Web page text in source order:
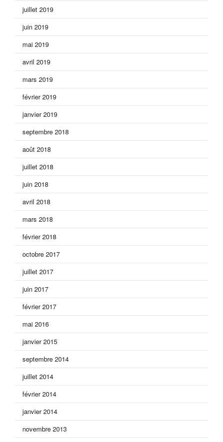
juillet 2019
juin 2019
mai 2019
avril 2019
mars 2019
février 2019
janvier 2019
septembre 2018
août 2018
juillet 2018
juin 2018
avril 2018
mars 2018
février 2018
octobre 2017
juillet 2017
juin 2017
février 2017
mai 2016
janvier 2015
septembre 2014
juillet 2014
février 2014
janvier 2014
novembre 2013